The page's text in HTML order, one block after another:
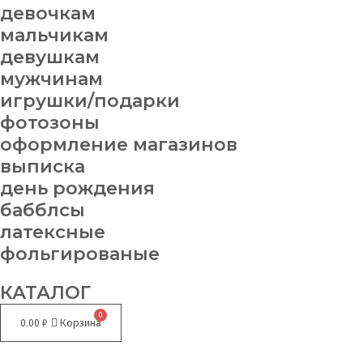
девочкам
мальчикам
девушкам
мужчинам
игрушки/подарки
фотозоны
оформление магазинов
выписка
день рождения
бабблсы
латексные
фольгированые
КАТАЛОГ
0.00 ₽ Корзина